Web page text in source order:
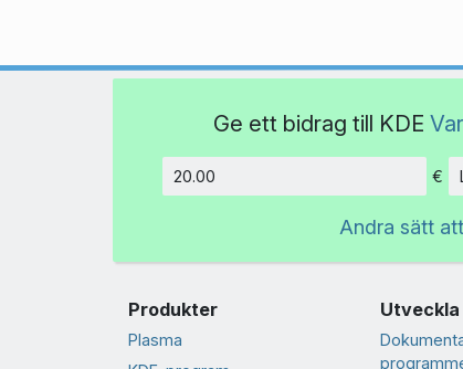
Ge ett bidrag till KDE
€
Andra sätt
Produkter
Plasma
Utveckla